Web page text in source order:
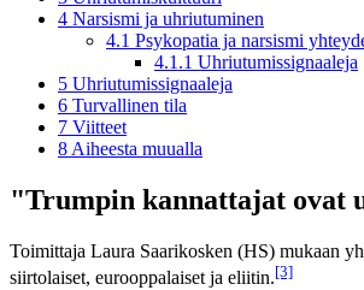
4 Narsismi ja uhriutuminen
4.1 Psykopatia ja narsismi
4.1.1 Uhriutumissignaaleja
5 Uhriutumissignaaleja
6 Turvallinen tila
7 Viitteet
8 Aiheesta muualla
"Trumpin kannattajat ovat
Toimittaja Laura Saarikosken (HS) mukaan
siirtolaiset, eurooppalaiset ja eliitin.[3]